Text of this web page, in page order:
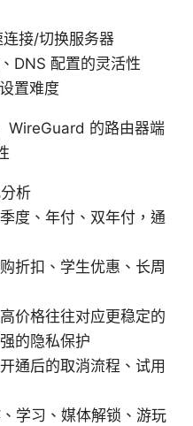
接/切换服务器
DNS 配置的灵活性
置难度
WireGuard 的路由器端
析
度、年付、双年付，通
折扣、学生优惠、长周
价格往往对应更稳定的
的隐私保护
通后的取消流程、试用
学习、媒体解锁、游玩